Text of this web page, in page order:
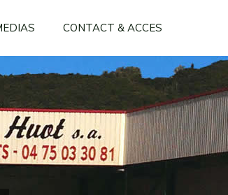
CONTACT & ACCES